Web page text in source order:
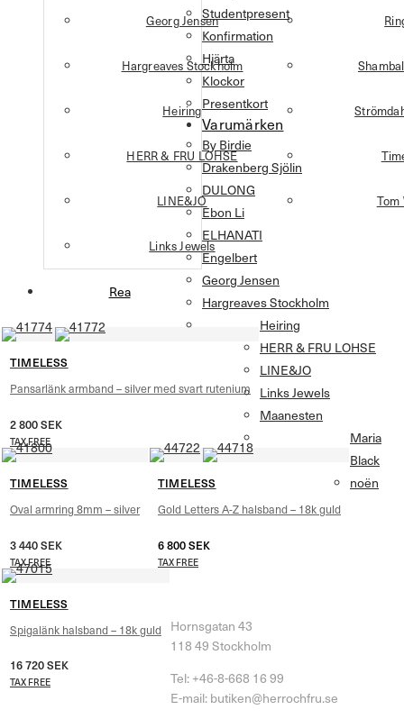
Georg Jensen
Hargreaves Stockholm
Heiring
HERR & FRU LOHSE
LINE&JO
Links Jewels
Tom
Rea
TIMELESS
Pansarlänk armband – silver med svart rutenium
2 800SEK
TAX FREE
TIMELESS
Oval armring 8mm – silver
3 440SEK
TAX FREE
TIMELESS
Gold Letters A-Z halsband – 18k guld
6 800SEK
TAX FREE
TIMELESS
Spigalänk halsband – 18k guld
16 720SEK
TAX FREE
Hornsgatan 43
118 49 Stockholm
Tel: +46-8-668 16 99
E-mail: butiken@herrochfru.se
Studentpresent
Konfirmation
Hjärta
Klockor
Presentkort
Varumärken
By Birdie
Drakenberg Sjölin
DULONG
Ebon Li
ELHANATI
Engelbert
Georg Jensen
Hargreaves Stockholm
Heiring
HERR & FRU LOHSE
LINE&JO
Links Jewels
Maanesten
Maria
Black
noën